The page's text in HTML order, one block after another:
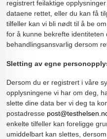
registrert feilaktige
dataene rettet, eller du kan få
tilfeller kan vi bli nødt til å be
for å kunne bekrefte
behandlingsansvarlig dersom
Sletting av egne
Dersom du er registrert i våre
opplysningene vi har om deg,
slette dine data ber vi deg ta
postadresse
enkelte tilfeller kan foreligge
umiddelbart kan slettes,